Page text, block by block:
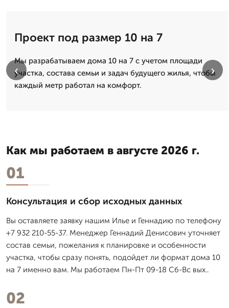
Проект под размер 10 на 7
Мы разрабатываем дома 10 на 7 с учетом площади
участка, состава семьи и задач будущего жилья, чтобы
каждый метр работал на комфорт.
‹ ›
Как мы работаем в августе 2026 г.
01
Консультация и сбор исходных данных
Вы оставляете заявку нашим Илье и Геннадию по телефону
+7 932 210-55-37. Менеджер Геннадий Денисович уточняет
состав семьи, пожелания к планировке и особенности
участка, чтобы сразу понять, подойдет ли формат дома 10
на 7 именно вам. Мы работаем Пн-Пт 09-18 Сб-Вс вых..
02